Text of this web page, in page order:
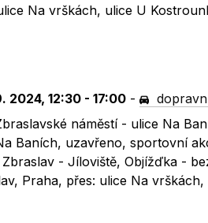
Na vrškách, ulice U
2024, 12:30 - 17:00 -
náměstí - ulice Na
Baních, uzavřeno, sportovní
- Jíloviště, Objížďka -
Praha, přes: ulice Na